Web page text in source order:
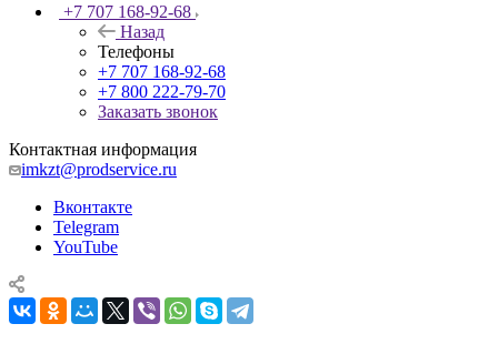
+7 707 168-92-68
Назад
Телефоны
+7 707 168-92-68
+7 800 222-79-70
Заказать звонок
Контактная информация
imkzt@prodservice.ru
Вконтакте
Telegram
YouTube